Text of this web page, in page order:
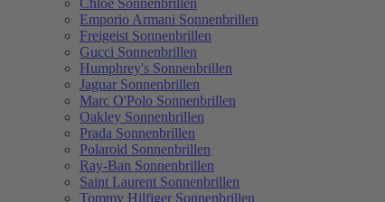
Chloé Sonnenbrillen
Emporio Armani Sonnenbrillen
Freigeist Sonnenbrillen
Gucci Sonnenbrillen
Humphrey's Sonnenbrillen
Jaguar Sonnenbrillen
Marc O'Polo Sonnenbrillen
Oakley Sonnenbrillen
Prada Sonnenbrillen
Polaroid Sonnenbrillen
Ray-Ban Sonnenbrillen
Saint Laurent Sonnenbrillen
Tommy Hilfiger Sonnenbrillen